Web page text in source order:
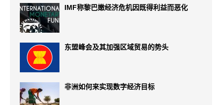
IMF称黎巴嫩经济危机因既得利益而恶化
东盟峰会及其加强区域贸易的势头
非洲如何来实现数字经济目标